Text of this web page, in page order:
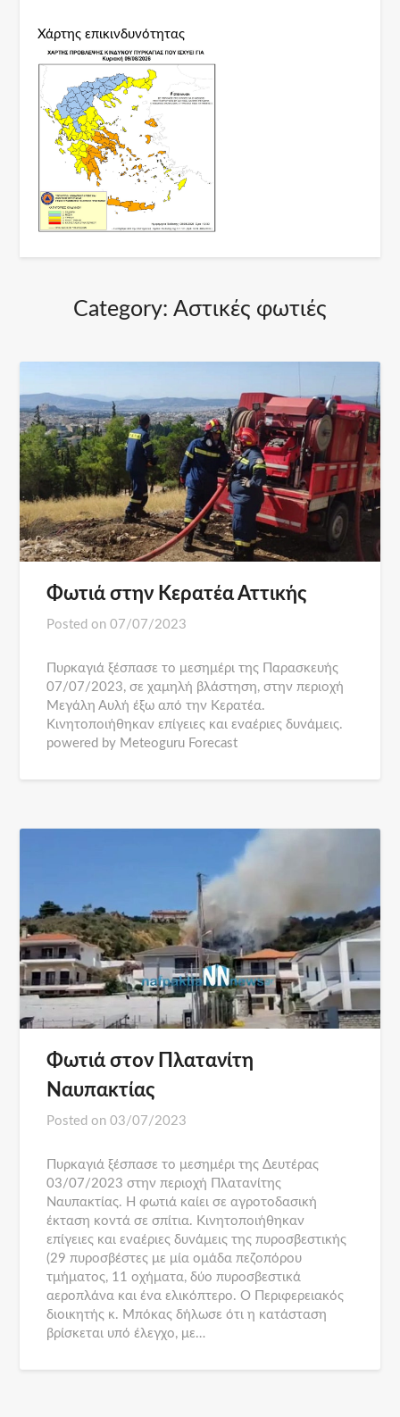
Χάρτης επικινδυνότητας
Category: Αστικές φωτιές
Φωτιά στην Κερατέα Αττικής
Posted on07/07/2023
Πυρκαγιά ξέσπασε το μεσημέρι της Παρασκευής
07/07/2023, σε χαμηλή βλάστηση, στην περιοχή
Μεγάλη Αυλή έξω από την Κερατέα.
Κινητοποιήθηκαν επίγειες και εναέριες δυνάμεις.
powered by Meteoguru Forecast
Φωτιά στον Πλατανίτη
Ναυπακτίας
Posted on03/07/2023
Πυρκαγιά ξέσπασε το μεσημέρι της Δευτέρας
03/07/2023 στην περιοχή Πλατανίτης
Ναυπακτίας. Η φωτιά καίει σε αγροτοδασική
έκταση κοντά σε σπίτια. Κινητοποιήθηκαν
επίγειες και εναέριες δυνάμεις της πυροσβεστικής
(29 πυροσβέστες με μία ομάδα πεζοπόρου
τμήματος, 11 οχήματα, δύο πυροσβεστικά
αεροπλάνα και ένα ελικόπτερο. Ο Περιφερειακός
διοικητής κ. Μπόκας δήλωσε ότι η κατάσταση
βρίσκεται υπό έλεγχο, με…